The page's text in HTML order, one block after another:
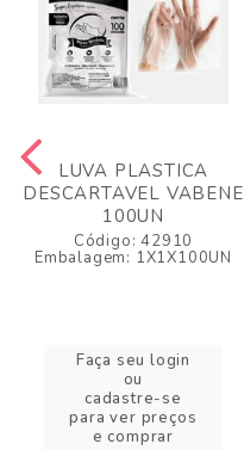
LUVA PLASTICA
DESCARTAVEL VABENE
100UN
Código: 42910
Embalagem: 1X1X100UN
Faça seu login
ou
cadastre-se
para ver preços
e comprar